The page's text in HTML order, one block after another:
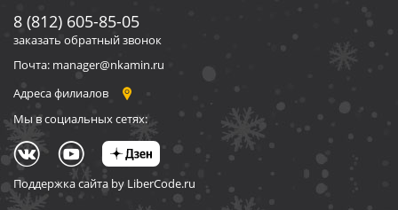
8 (812) 605-85-05
заказать обратный звонок
Почта: manager@nkamin.ru
Адреса филиалов
Мы в социальных сетях:
Поддержка сайта by LiberCode.ru